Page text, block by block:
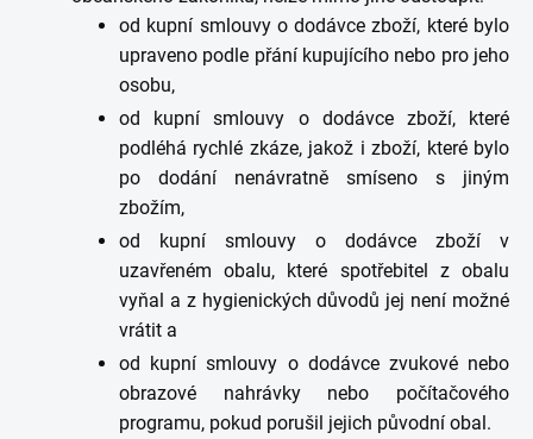
od kupní smlouvy o dodávce zboží, které bylo
upraveno podle přání kupujícího nebo pro jeho
osobu,
od kupní smlouvy o dodávce zboží, které
podléhá rychlé zkáze, jakož i zboží, které bylo
po dodání nenávratně smíseno s jiným
zbožím,
od kupní smlouvy o dodávce zboží v
uzavřeném obalu, které spotřebitel z obalu
vyňal a z hygienických důvodů jej není možné
vrátit a
od kupní smlouvy o dodávce zvukové nebo
obrazové nahrávky nebo počítačového
programu, pokud porušil jejich původní obal.